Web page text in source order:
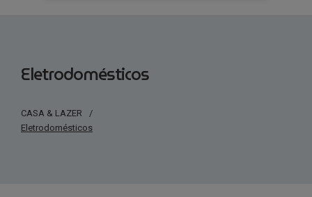
Eletrodomésticos
CASA & LAZER
/
Eletrodomésticos